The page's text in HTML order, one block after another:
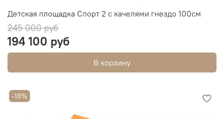
Детская площадка Спорт 2 с качелями гнездо 100см
245 000 руб
194 100 руб
В корзину
-18%